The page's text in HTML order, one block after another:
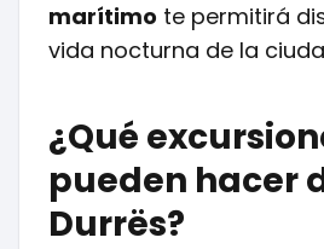
marítimo te permitirá
vida nocturna de la
¿Qué
pueden hacer
Durrës?